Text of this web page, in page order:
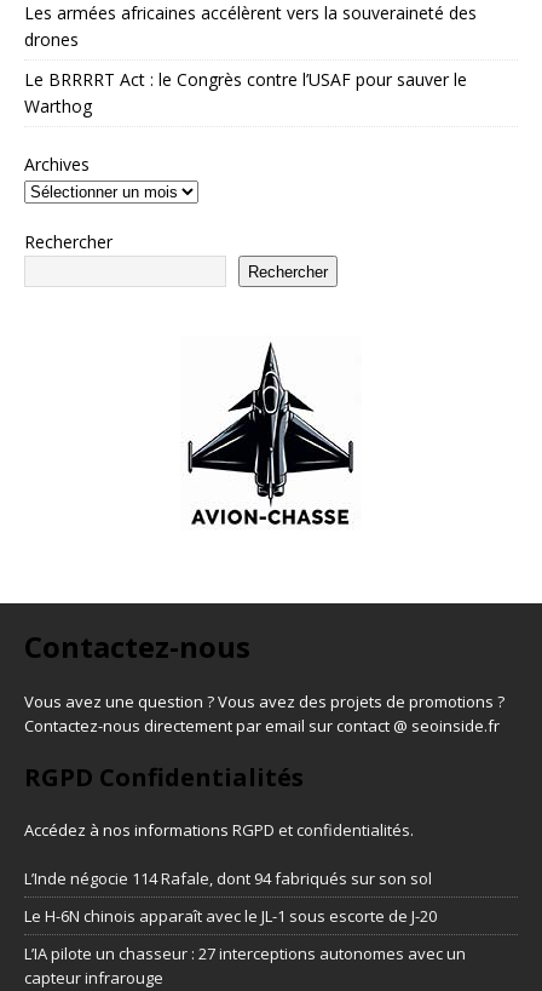
Les armées africaines accélèrent vers la souveraineté des
drones
Le BRRRRT Act : le Congrès contre l’USAF pour sauver le
Warthog
Archives
Rechercher
Rechercher
Contactez-nous
Vous avez une question ? Vous avez des projets de promotions ?
Contactez-nous directement par email sur contact @ seoinside.fr
RGPD Confidentialités
Accédez à nos informations RGPD et confidentialités.
L’Inde négocie 114 Rafale, dont 94 fabriqués sur son sol
Le H-6N chinois apparaît avec le JL-1 sous escorte de J-20
L’IA pilote un chasseur : 27 interceptions autonomes avec un
capteur infrarouge